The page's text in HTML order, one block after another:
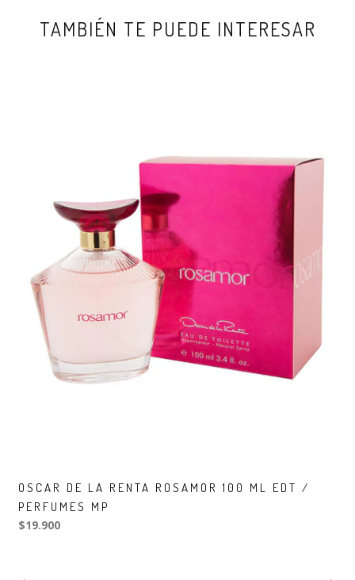
TAMBIÉN TE PUEDE INTERESAR
OSCAR DE LA RENTA ROSAMOR 100 ML EDT /
PERFUMES MP
$19.900